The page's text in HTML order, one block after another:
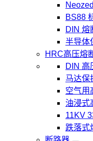
BS88
DIN 熔
半导体
HRC高压熔
DIN 高
马达保
空气用
油浸式
11KV
跌落式